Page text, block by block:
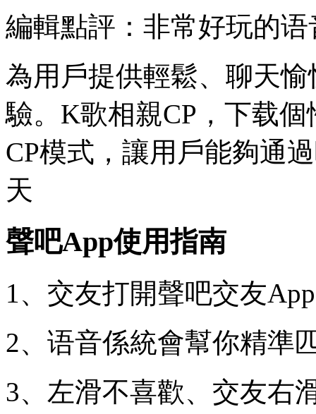
編輯點評：非常好玩的
為用戶提供輕鬆、聊天
驗。K歌相親CP，下载
CP模式，讓用戶能夠通
天
聲吧App使用指南
1、交友打開聲吧交友
2、语音係統會幫你精準
3、左滑不喜歡、交友右